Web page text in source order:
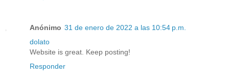
Anónimo 31 de enero de 2022 a las 10:54 p.m.
dolato
Website is great. Keep posting!
Responder